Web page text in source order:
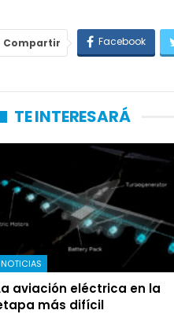
Compartir Facebook
TE INTERESARÁ
NOTICIAS
aviación eléctrica en la
más difícil